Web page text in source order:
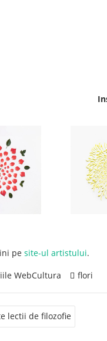
pesite-ul artistului.
WebCultura flori
lectii de filozofie